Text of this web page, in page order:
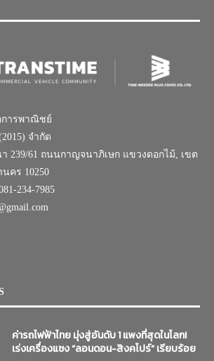
การพาณิชย์
จำกัด
239/61 ถนนกาญจนาภิเษก แขวงดอกไม้, เขต
คร 10250
234-7985
ค่ารถไฟฟ้าไทย มุ่งสู่อันดับ 1 แพงที่สุดในโลก!
เร่งเครื่องแซง “ลอนดอน-สิงคโปร์” เรียบร้อย